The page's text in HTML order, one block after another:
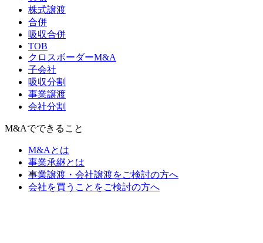
株式譲渡
合併
吸収合併
TOB
クロスボーダーM&A
子会社
吸収分割
事業譲渡
会社分割
M&Aでできること
M&Aとは
事業承継とは
事業譲渡・会社譲渡をご検討の方へ
会社を買うことをご検討の方へ